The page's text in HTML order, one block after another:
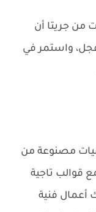
من جريتا أن
واستمر في
مصنوعة من
قوالب تاجية
أعمال فنية